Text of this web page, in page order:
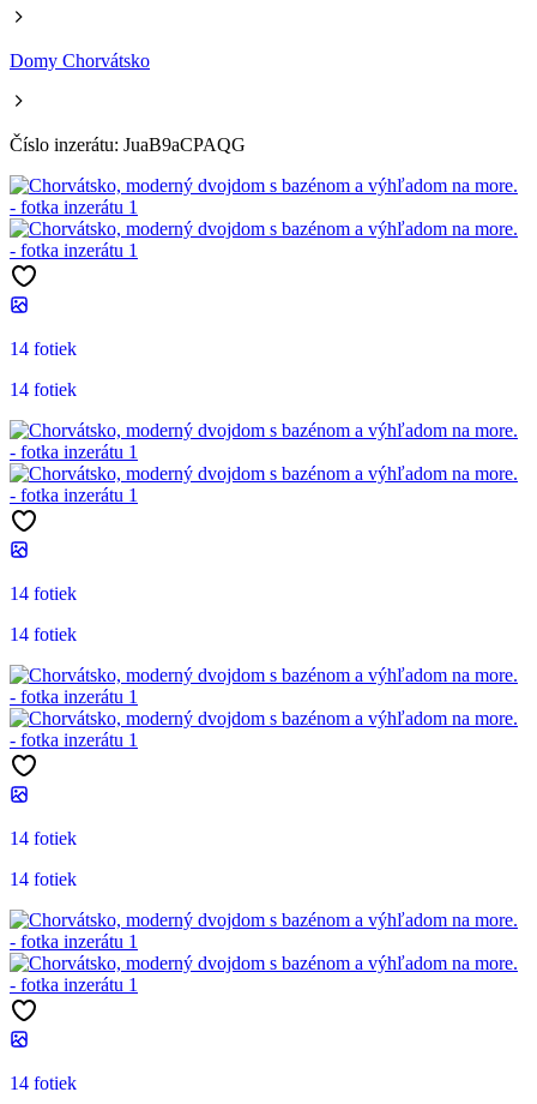
Domy Chorvátsko
Číslo inzerátu: JuaB9aCPAQG
14 fotiek
14 fotiek
14 fotiek
14 fotiek
14 fotiek
14 fotiek
14 fotiek